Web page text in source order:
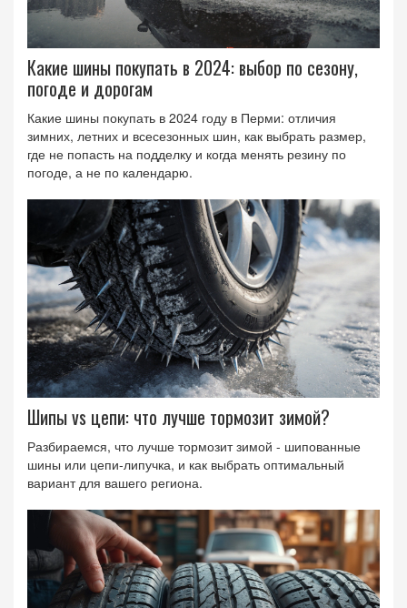
Какие шины покупать в 2024: выбор по сезону,
погоде и дорогам
Какие шины покупать в 2024 году в Перми: отличия
зимних, летних и всесезонных шин, как выбрать размер,
где не попасть на подделку и когда менять резину по
погоде, а не по календарю.
Шипы vs цепи: что лучше тормозит зимой?
Разбираемся, что лучше тормозит зимой - шипованные
шины или цепи‑липучка, и как выбрать оптимальный
вариант для вашего региона.